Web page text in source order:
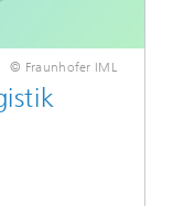
© Fraunhofer IML